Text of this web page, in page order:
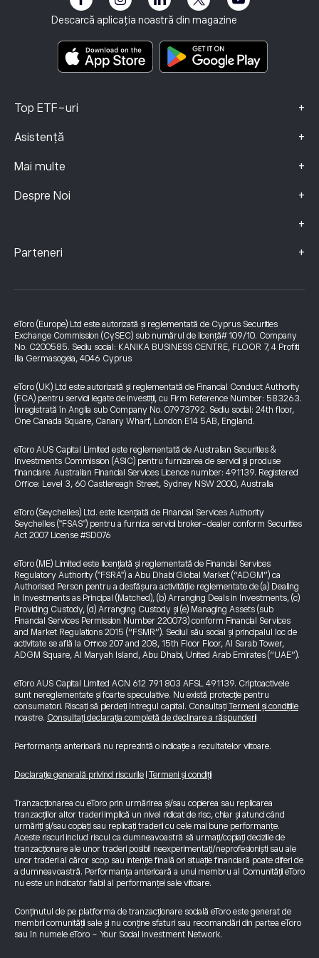
Descarcă aplicația noastră din magazine
Top ETF-uri +
Asistență +
Mai multe +
Despre Noi +
+
Termene și condiții
Documente cu informații cheie
Date Despre Reclamații (clienți FCA)
Parteneri +
Asigurari de Investiții
eToro (Europe) Ltd este autorizată și reglementată de Cyprus Securities
Exchange Commission (CySEC) sub numărul de licență# 109/10. Company
No. C200585. Sediu social: KANIKA BUSINESS CENTRE, FLOOR 7, 4 Profiti
Ilia Germasogeia, 4046 Cyprus
eToro (UK) Ltd este autorizată și reglementată de Financial Conduct Authority
(FCA) pentru servicii legate de investiții, cu Firm Reference Number: 583263.
Înregistrată în Anglia sub Company No. 07973792. Sediu social: 24th floor,
One Canada Square, Canary Wharf, London E14 5AB, England.
eToro AUS Capital Limited este reglementată de Australian Securities &
Investments Commission (ASIC) pentru furnizarea de servicii și produse
financiare. Australian Financial Services Licence number: 491139. Registered
Office: Level 3, 60 Castlereagh Street, Sydney NSW 2000, Australia
eToro (Seychelles) Ltd. este licențiată de Financial Services Authority
Seychelles ("FSAS") pentru a furniza servicii broker-dealer conform Securities
Act 2007 License #SD076
eToro (ME) Limited este licențiată și reglementată de Financial Services
Regulatory Authority ("FSRA") a Abu Dhabi Global Market (“ADGM”) ca
Authorised Person pentru a desfășura activitățile reglementate de (a) Dealing
in Investments as Principal (Matched), (b) Arranging Deals in Investments, (c)
Providing Custody, (d) Arranging Custody și (e) Managing Assets (sub
Financial Services Permission Number 220073) conform Financial Services
and Market Regulations 2015 (“FSMR”). Sediul său social și principalul loc de
activitate se află la Office 207 and 208, 15th Floor Floor, Al Sarab Tower,
ADGM Square, Al Maryah Island, Abu Dhabi, United Arab Emirates (“UAE”).
eToro AUS Capital Limited ACN 612 791 803 AFSL 491139. Criptoactivele
sunt nereglementate și foarte speculative. Nu există protecție pentru
consumatori. Riscați să pierdeți întregul capital. Consultați Termenii și condițiile
noastre. Consultați declarația completă de declinare a răspunderii
Performanța anterioară nu reprezintă o indicație a rezultatelor viitoare.
Declarație generală privind riscurile Termeni și condiții
Tranzacționarea cu eToro prin urmărirea și/sau copierea sau replicarea
tranzacțiilor altor traderi implică un nivel ridicat de risc, chiar și atunci când
urmăriți și/sau copiați sau replicați traderii cu cele mai bune performanțe.
Aceste riscuri includ riscul ca dumneavoastră să urmați/copiați deciziile de
tranzacționare ale unor traderi posibil neexperimentați/neprofesioniști sau ale
unor traderi al căror scop sau intenție finală ori situație financiară poate diferi de
a dumneavoastră. Performanța anterioară a unui membru al Comunității eToro
nu este un indicator fiabil al performanței sale viitoare.
Conținutul de pe platforma de tranzacționare socială eToro este generat de
membrii comunității sale și nu conține sfaturi sau recomandări din partea eToro
sau în numele eToro - Your Social Investment Network.